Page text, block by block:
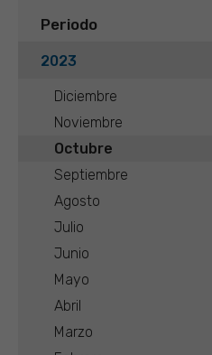
Periodo
2023
Diciembre
Noviembre
Octubre
Septiembre
Agosto
Julio
Junio
Mayo
Abril
Marzo